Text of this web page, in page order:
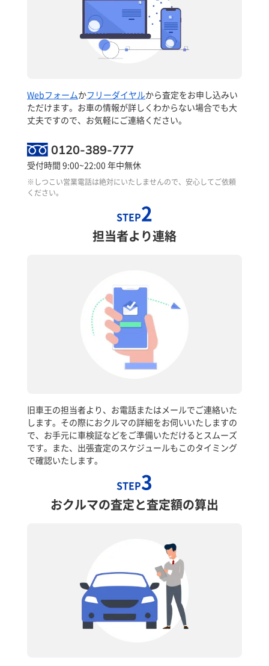
Webフォームかフリーダイヤルから査定をお申し込みい
ただけます。お車の情報が詳しくわからない場合でも大
丈夫ですので、お気軽にご連絡ください。
0120-389-777
受付時間 9:00~22:00 年中無休
※しつこい営業電話は絶対にいたしませんので、安心してご依頼
ください。
STEP2
担当者より連絡
旧車王の担当者より、お電話またはメールでご連絡いた
します。その際におクルマの詳細をお伺いいたしますの
で、お手元に車検証などをご準備いただけるとスムーズ
です。また、出張査定のスケジュールもこのタイミング
で確認いたします。
STEP3
おクルマの査定と査定額の算出